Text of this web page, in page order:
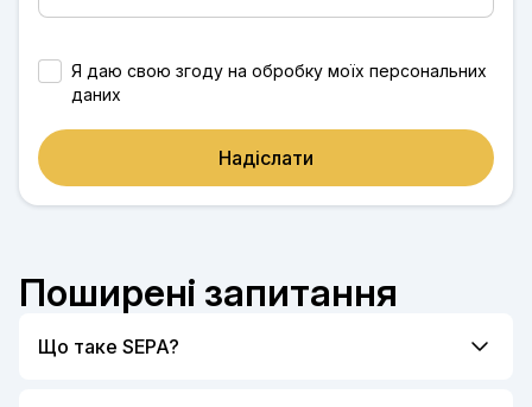
Я даю свою згоду на обробку моїх персональних
даних
Надіслати
Поширені запитання
Що таке SEPA?